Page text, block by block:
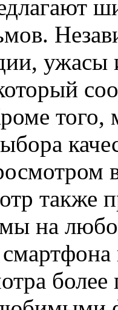
ужасы
того,
также
на